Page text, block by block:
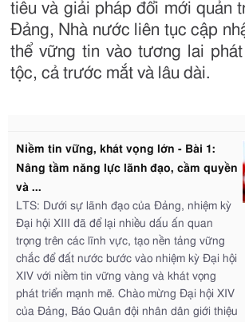
tiêu và giải pháp đổi mới quản
Đảng, Nhà nước liên tục cập
thể vững tin vào tương lai
tộc, cả trước mắt và lâu dài.
Niềm tin vững, khát vọng lớn - Bài 1:
Nâng tầm năng lực lãnh đạo, cầm quyền
và ...
LTS: Dưới sự lãnh đạo của Đảng, nhiệm kỳ
Đại hội XIII đã để lại nhiều dấu ấn quan
trọng trên các lĩnh vực, tạo nền tảng vững
chắc để đất nước bước vào nhiệm kỳ Đại hội
XIV với niềm tin vững vàng và khát vọng
phát triển mạnh mẽ. Chào mừng Đại hội XIV
của Đảng, Báo Quân đội nhân dân giới thiệu